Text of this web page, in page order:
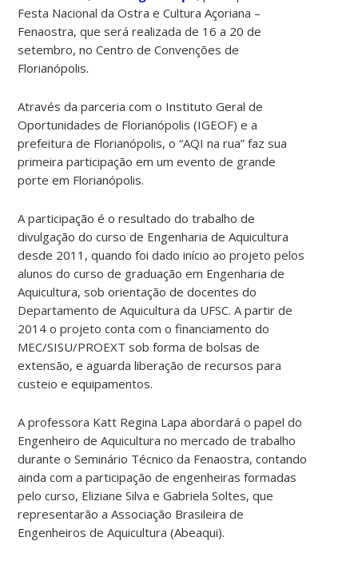
Festa Nacional da Ostra e Cultura Açoriana –
Fenaostra, que será realizada de 16 a 20 de
setembro, no Centro de Convenções de
Florianópolis.
Através da parceria com o Instituto Geral de
Oportunidades de Florianópolis (IGEOF) e a
prefeitura de Florianópolis, o “AQI na rua” faz sua
primeira participação em um evento de grande
porte em Florianópolis.
A participação é o resultado do trabalho de
divulgação do curso de Engenharia de Aquicultura
desde 2011, quando foi dado início ao projeto pelos
alunos do curso de graduação em Engenharia de
Aquicultura, sob orientação de docentes do
Departamento de Aquicultura da UFSC. A partir de
2014 o projeto conta com o financiamento do
MEC/SISU/PROEXT sob forma de bolsas de
extensão, e aguarda liberação de recursos para
custeio e equipamentos.
A professora Katt Regina Lapa abordará o papel do
Engenheiro de Aquicultura no mercado de trabalho
durante o Seminário Técnico da Fenaostra, contando
ainda com a participação de engenheiras formadas
pelo curso, Eliziane Silva e Gabriela Soltes, que
representarão a Associação Brasileira de
Engenheiros de Aquicultura (Abeaqui).